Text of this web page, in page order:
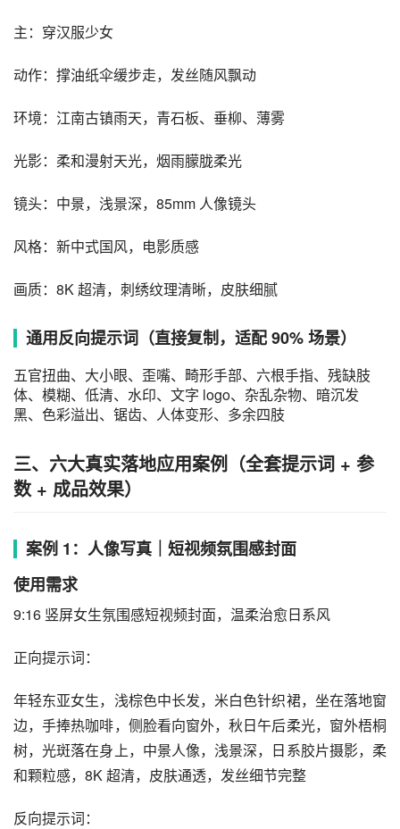
主：穿汉服少女
动作：撑油纸伞缓步走，发丝随风飘动
环境：江南古镇雨天，青石板、垂柳、薄雾
光影：柔和漫射天光，烟雨朦胧柔光
镜头：中景，浅景深，85mm 人像镜头
风格：新中式国风，电影质感
画质：8K 超清，刺绣纹理清晰，皮肤细腻
通用反向提示词（直接复制，适配 90% 场景）
五官扭曲、大小眼、歪嘴、畸形手部、六根手指、残缺肢
体、模糊、低清、水印、文字 logo、杂乱杂物、暗沉发
黑、色彩溢出、锯齿、人体变形、多余四肢
三、六大真实落地应用案例（全套提示词 + 参
数 + 成品效果）
案例 1：人像写真｜短视频氛围感封面
使用需求
9:16 竖屏女生氛围感短视频封面，温柔治愈日系风
正向提示词：
年轻东亚女生，浅棕色中长发，米白色针织裙，坐在落地窗
边，手捧热咖啡，侧脸看向窗外，秋日午后柔光，窗外梧桐
树，光斑落在身上，中景人像，浅景深，日系胶片摄影，柔
和颗粒感，8K 超清，皮肤通透，发丝细节完整
反向提示词：